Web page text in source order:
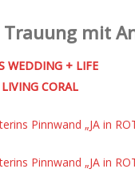
Trauung mit
WEDDING + LIFE
CORAL
Pinnwand „JA in
Pinnwand „JA in